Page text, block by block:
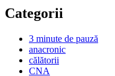
Categorii
3 minute de pauză
anacronic
călătorii
CNA